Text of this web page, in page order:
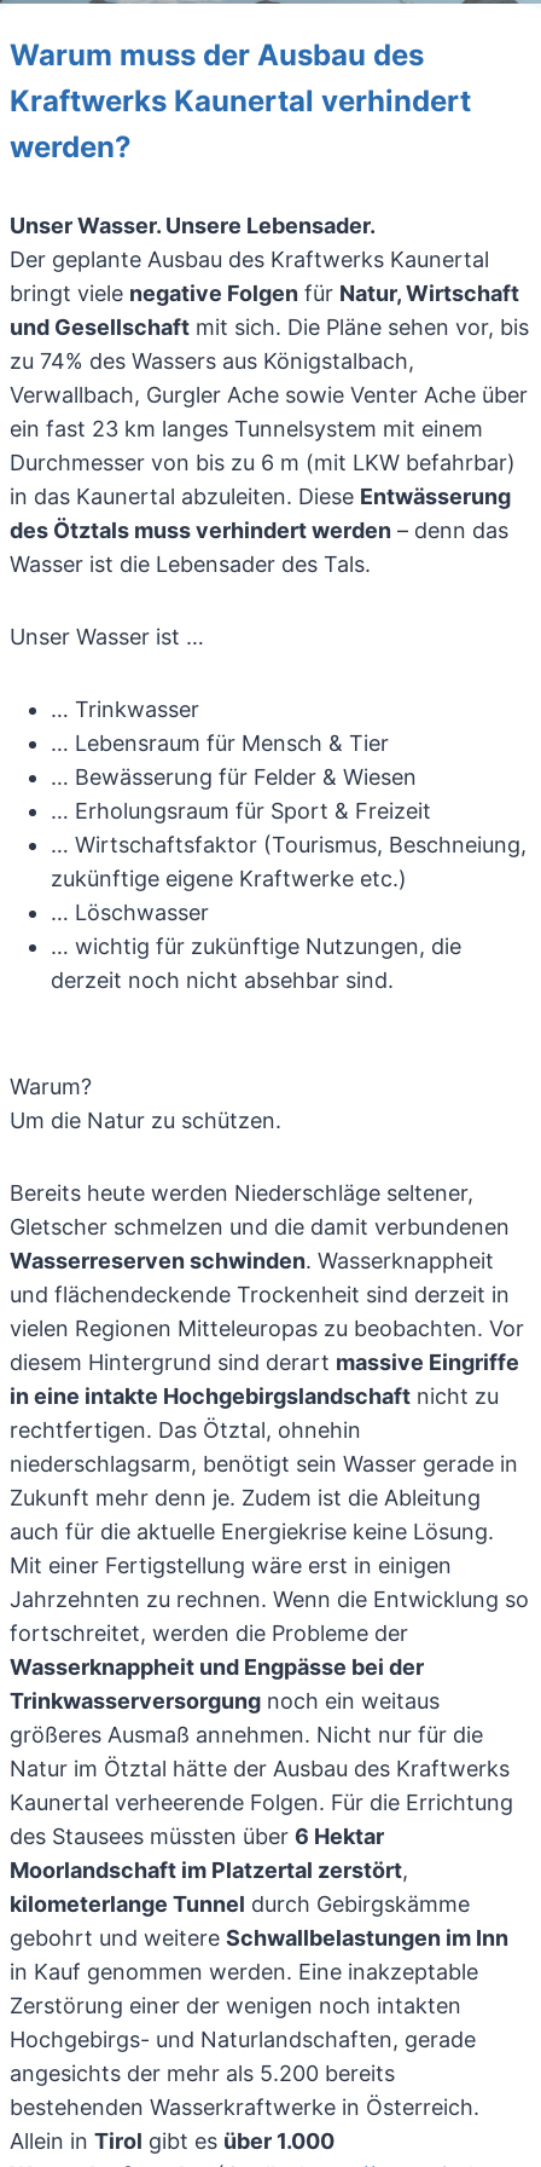
Warum muss der Ausbau des
Kraftwerks Kaunertal verhindert
werden?
Unser Wasser. Unsere Lebensader.
Der geplante Ausbau des Kraftwerks Kaunertal
bringt viele negative Folgen für Natur, Wirtschaft
und Gesellschaft mit sich. Die Pläne sehen vor, bis
zu 74% des Wassers aus Königstalbach,
Verwallbach, Gurgler Ache sowie Venter Ache über
ein fast 23 km langes Tunnelsystem mit einem
Durchmesser von bis zu 6 m (mit LKW befahrbar)
in das Kaunertal abzuleiten. Diese Entwässerung
des Ötztals muss verhindert werden – denn das
Wasser ist die Lebensader des Tals.
Unser Wasser ist …
… Trinkwasser
… Lebensraum für Mensch & Tier
… Bewässerung für Felder & Wiesen
… Erholungsraum für Sport & Freizeit
… Wirtschaftsfaktor (Tourismus, Beschneiung,
zukünftige eigene Kraftwerke etc.)
… Löschwasser
… wichtig für zukünftige Nutzungen, die
derzeit noch nicht absehbar sind.
Warum?
Um die Natur zu schützen.
Bereits heute werden Niederschläge seltener,
Gletscher schmelzen und die damit verbundenen
Wasserreserven schwinden. Wasserknappheit
und flächendeckende Trockenheit sind derzeit in
vielen Regionen Mitteleuropas zu beobachten. Vor
diesem Hintergrund sind derart massive Eingriffe
in eine intakte Hochgebirgslandschaft nicht zu
rechtfertigen. Das Ötztal, ohnehin
niederschlagsarm, benötigt sein Wasser gerade in
Zukunft mehr denn je. Zudem ist die Ableitung
auch für die aktuelle Energiekrise keine Lösung.
Mit einer Fertigstellung wäre erst in einigen
Jahrzehnten zu rechnen. Wenn die Entwicklung so
fortschreitet, werden die Probleme der
Wasserknappheit und Engpässe bei der
Trinkwasserversorgung noch ein weitaus
größeres Ausmaß annehmen. Nicht nur für die
Natur im Ötztal hätte der Ausbau des Kraftwerks
Kaunertal verheerende Folgen. Für die Errichtung
des Stausees müssten über 6 Hektar
Moorlandschaft im Platzertal zerstört,
kilometerlange Tunnel durch Gebirgskämme
gebohrt und weitere Schwallbelastungen im Inn
in Kauf genommen werden. Eine inakzeptable
Zerstörung einer der wenigen noch intakten
Hochgebirgs- und Naturlandschaften, gerade
angesichts der mehr als 5.200 bereits
bestehenden Wasserkraftwerke in Österreich.
Allein in Tirol gibt es über 1.000